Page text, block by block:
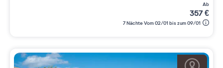
ab
357€
7 Nächte Vom 02/01 bis zum 09/01